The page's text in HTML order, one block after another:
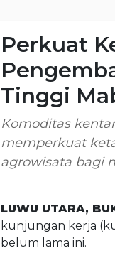
Perkuat
Tinggi
Komoditas
memperkuat
agrowisata bagi
LUWU UTARA,
kunjungan kerja
belum lama ini.